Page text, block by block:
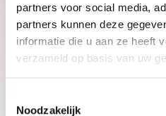
partners voor social media,
partners kunnen deze
informatie die u aan ze heeft
verzameld op basis van uw
Noodzakelijk